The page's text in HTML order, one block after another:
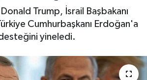
Trump, İsrail Başbakanı
Cumhurbaşkanı Erdoğan'a
yineledi.